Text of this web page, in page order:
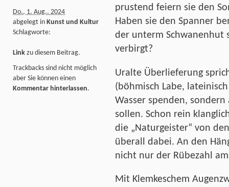
prustend feiern sie den
Haben sie den Spanner
der unterm Schwanenhut
verbirgt?
Uralte Überlieferung
(böhmisch Labe,
Wasser spenden,
sollen. Schon rein
die „Naturgeister“ von
überall dabei. An den
nicht nur der Rübezahl
Mit Klemkeschem
Do., 1. Aug.. 2024
abgelegt in Kunst und Kultur
Schlagworte:
Link zu diesem Beitrag.
Trackbacks sind nicht möglich
aber Sie können einen
Kommentar hinterlassen.